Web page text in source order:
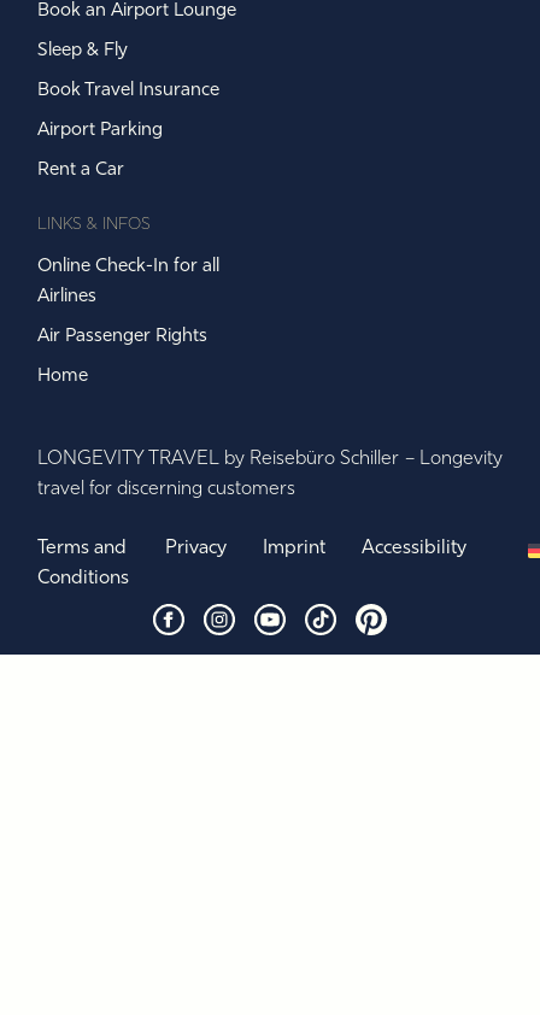
Thermal & thalasso therapy
➝ LEARN MORE
Book an Airport Lounge
Sleep & Fly
Book Travel Insurance
Airport Parking
Rent a Car
LINKS & INFOS
Online Check-In for all
Airlines
Air Passenger Rights
Home
LONGEVITY TRAVEL by Reisebüro Schiller – Longevity
travel for discerning customers
Terms and
Conditions
Privacy Imprint Accessibility